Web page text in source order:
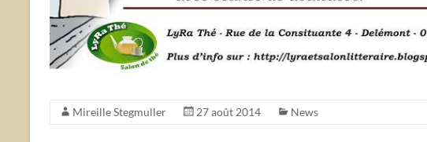
Mireille Stegmuller 27 août 2014 News